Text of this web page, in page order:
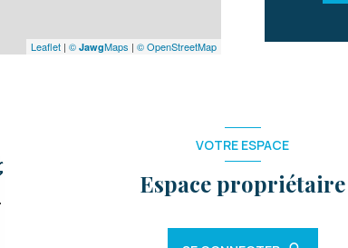
Leaflet | © JawgMaps | © OpenStreetMap
VOTRE ESPACE
Espace propriétaire